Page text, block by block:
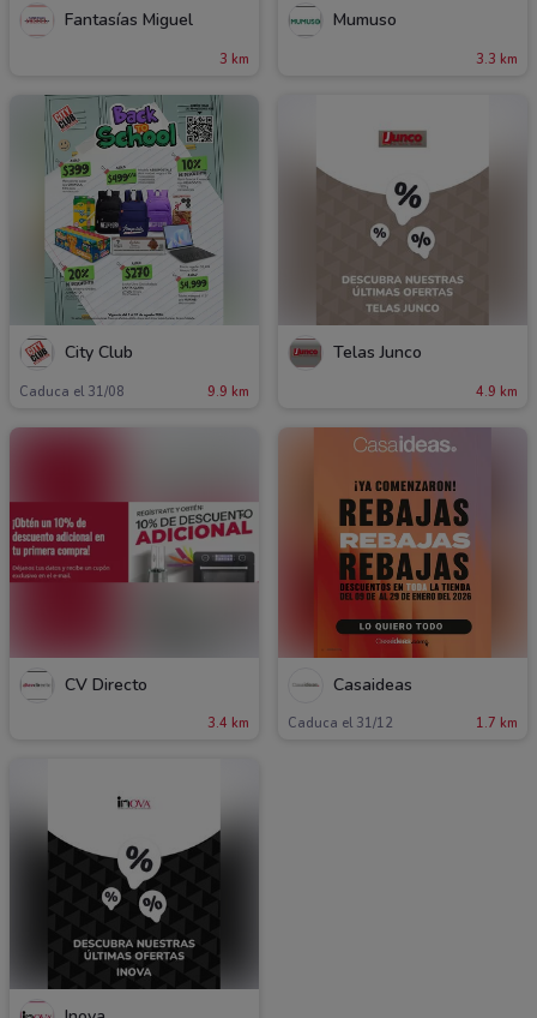
Fantasías Miguel
3 km
Mumuso
3.3 km
City Club
Caduca el 31/08 9.9 km
Telas Junco
4.9 km
CV Directo
3.4 km
Casaideas
Caduca el 31/12 1.7 km